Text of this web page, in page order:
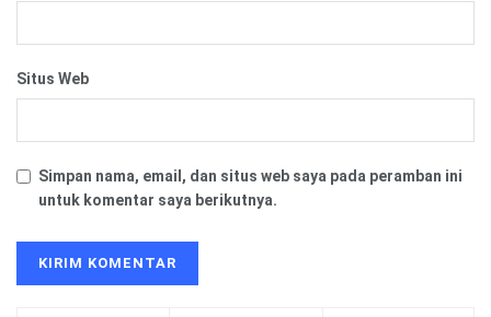
Situs Web
Simpan nama, email, dan situs web saya pada peramban ini
untuk komentar saya berikutnya.